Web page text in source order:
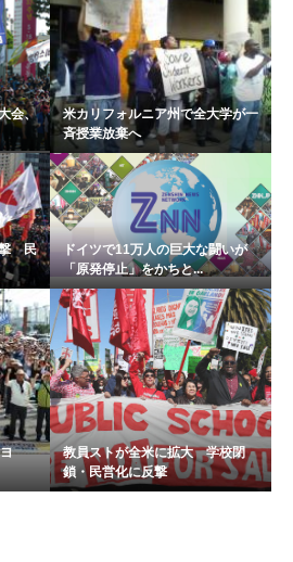
会、
米カリフォルニア州で全大学が一
斉授業放棄へ
撃 民
ドイツで11万人の巨大な闘いが
「原発停止」をかちと...
教員ストが全米に拡大 学校閉
鎖・民営化に反撃